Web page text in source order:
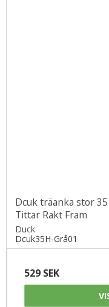
Dcuk träanka stor
Tittar Rakt Fram
Duck
Dcuk35H-Grå01
529 SEK